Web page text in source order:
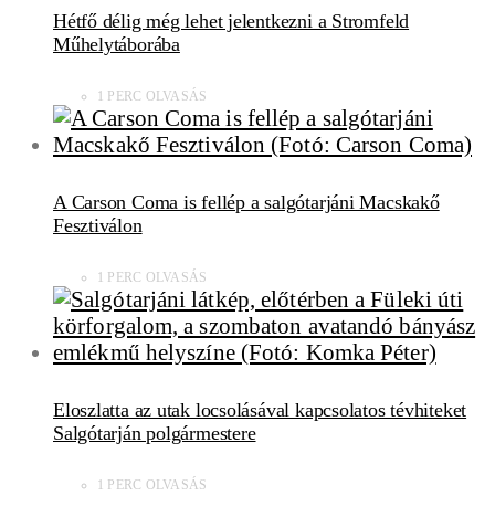
Hétfő délig még lehet jelentkezni a Stromfeld
Műhelytáborába
1 PERC OLVASÁS
A Carson Coma is fellép a salgótarjáni Macskakő
Fesztiválon
1 PERC OLVASÁS
Eloszlatta az utak locsolásával kapcsolatos tévhiteket
Salgótarján polgármestere
1 PERC OLVASÁS